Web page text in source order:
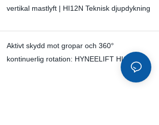
vertikal mastlyft | HI12N Teknisk djupdykning
Aktivt skydd mot gropar och 360°
kontinuerlig rotation: HYNEELIFT HI12N